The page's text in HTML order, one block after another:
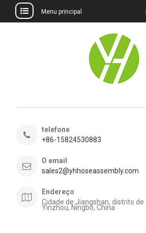
Menu principal
telefone
+86-15824530883
O email
sales2@yhhoseassembly.com
Endereço
Cidade de Jiangshan, distrito de
Yinzhou, Ningbo, China